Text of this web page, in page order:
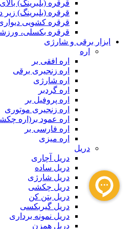
قرقره (بلبرینگ)
قرقره (بلبرینگ)
قرقره کشویی
قرقره بکسلی،
ابزار برقی و شارژی
اره
اره افقی بر
اره زنجیری برقی
اره شارژی
اره گردبر
اره پروفیل بر
اره زنجیری موتوری
اره عمود بر(اره
اره فارسی بر
اره میزی
دریل
دریل آچاری
دریل ساده
دریل شارژی
دریل چکشی
دریل بتن کن
دریل گیربکسی
دریل نمونه برداری
دریل همزن